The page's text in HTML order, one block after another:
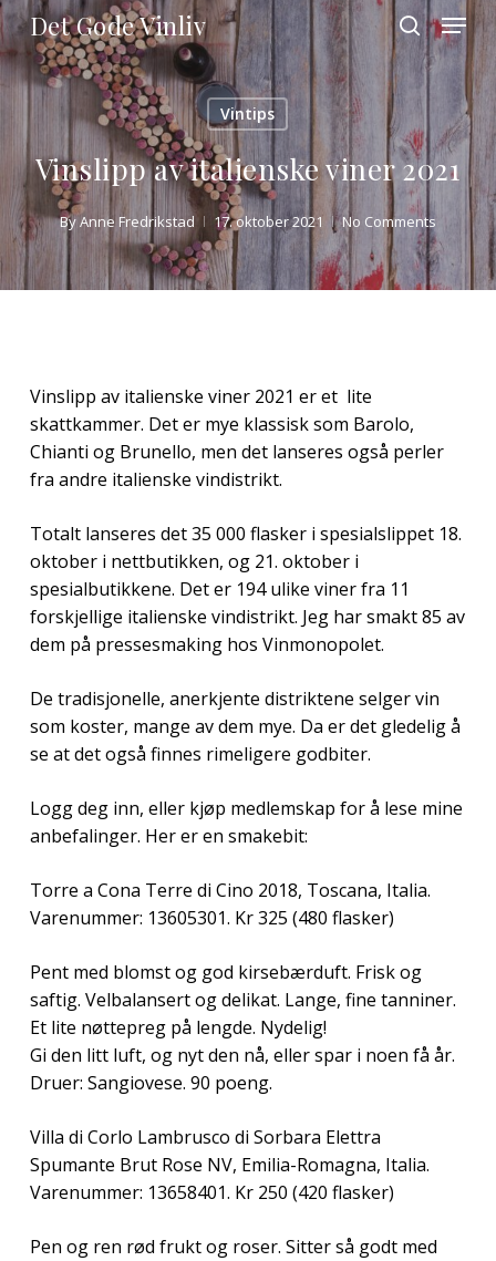
Skip
to
main
content
Det Gode Vinliv
search
Menu
Vintips
Vinslipp av italienske viner 2021
ByAnne Fredrikstad 17. oktober 2021 No Comments
Vinslipp av italienske viner 2021 er et lite
skattkammer. Det er mye klassisk som Barolo,
Chianti og Brunello, men det lanseres også perler
fra andre italienske vindistrikt.
Totalt lanseres det 35 000 flasker i spesialslippet 18.
oktober i nettbutikken, og 21. oktober i
spesialbutikkene. Det er 194 ulike viner fra 11
forskjellige italienske vindistrikt. Jeg har smakt 85 av
dem på pressesmaking hos Vinmonopolet.
De tradisjonelle, anerkjente distriktene selger vin
som koster, mange av dem mye. Da er det gledelig å
se at det også finnes rimeligere godbiter.
Logg deg inn, eller kjøp medlemskap for å lese mine
anbefalinger. Her er en smakebit:
Torre a Cona Terre di Cino 2018, Toscana, Italia.
Varenummer: 13605301. Kr 325 (480 flasker)
Pent med blomst og god kirsebærduft. Frisk og
saftig. Velbalansert og delikat. Lange, fine tanniner.
Et lite nøttepreg på lengde. Nydelig!
Gi den litt luft, og nyt den nå, eller spar i noen få år.
Druer: Sangiovese. 90 poeng.
Villa di Corlo Lambrusco di Sorbara Elettra
Spumante Brut Rose NV, Emilia-Romagna, Italia.
Varenummer: 13658401. Kr 250 (420 flasker)
Pen og ren rød frukt og roser. Sitter så godt med
Close
Menu